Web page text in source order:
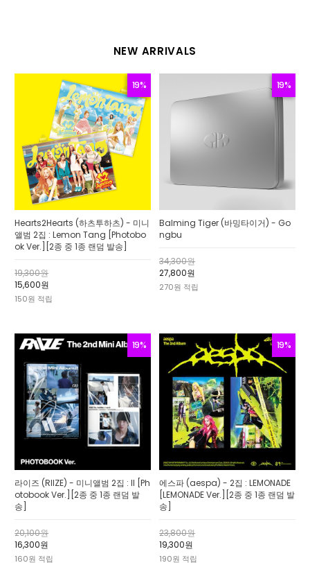
NEW ARRIVALS
19%
Hearts2Hearts (하츠투하츠) - 미니
앨범 2집 : Lemon Tang [Photobo
ok Ver.][2종 중 1종 랜덤 발송]
19,300원
15,600원
150원 적립
19%
Balming Tiger (바밍타이거) - Go
ngbu
34,300원
27,800원
270원 적립
19%
라이즈 (RIIZE) - 미니앨범 2집 : II [Ph
otobook Ver.][2종 중 1종 랜덤 발
송]
20,100원
16,300원
160원 적립
19%
에스파 (aespa) - 2집 : LEMONADE
[LEMONADE Ver.][2종 중 1종 랜덤 발
송]
23,800원
19,300원
190원 적립